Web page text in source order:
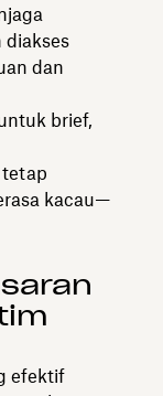
diakses
dan
brief,
kacau—
efektif